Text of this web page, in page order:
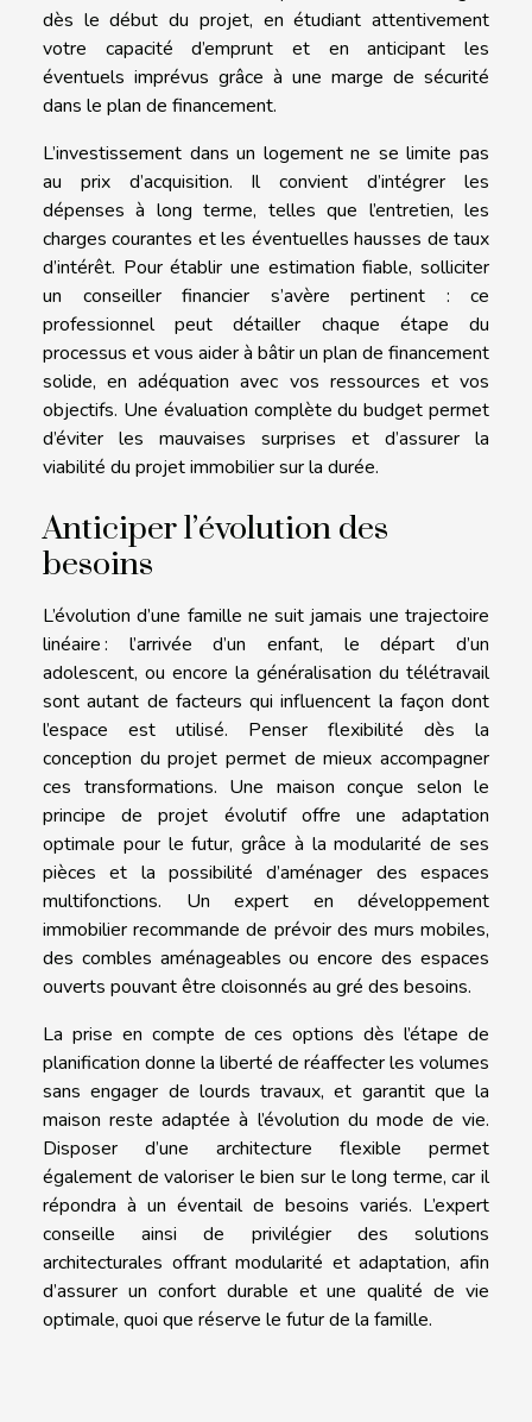
dès le début du projet, en étudiant attentivement
votre capacité d’emprunt et en anticipant les
éventuels imprévus grâce à une marge de sécurité
dans le plan de financement.
L’investissement dans un logement ne se limite pas
au prix d’acquisition. Il convient d’intégrer les
dépenses à long terme, telles que l’entretien, les
charges courantes et les éventuelles hausses de taux
d’intérêt. Pour établir une estimation fiable, solliciter
un conseiller financier s’avère pertinent : ce
professionnel peut détailler chaque étape du
processus et vous aider à bâtir un plan de financement
solide, en adéquation avec vos ressources et vos
objectifs. Une évaluation complète du budget permet
d’éviter les mauvaises surprises et d’assurer la
viabilité du projet immobilier sur la durée.
Anticiper l’évolution des
besoins
L’évolution d’une famille ne suit jamais une trajectoire
linéaire : l’arrivée d’un enfant, le départ d’un
adolescent, ou encore la généralisation du télétravail
sont autant de facteurs qui influencent la façon dont
l’espace est utilisé. Penser flexibilité dès la
conception du projet permet de mieux accompagner
ces transformations. Une maison conçue selon le
principe de projet évolutif offre une adaptation
optimale pour le futur, grâce à la modularité de ses
pièces et la possibilité d’aménager des espaces
multifonctions. Un expert en développement
immobilier recommande de prévoir des murs mobiles,
des combles aménageables ou encore des espaces
ouverts pouvant être cloisonnés au gré des besoins.
La prise en compte de ces options dès l’étape de
planification donne la liberté de réaffecter les volumes
sans engager de lourds travaux, et garantit que la
maison reste adaptée à l’évolution du mode de vie.
Disposer d’une architecture flexible permet
également de valoriser le bien sur le long terme, car il
répondra à un éventail de besoins variés. L’expert
conseille ainsi de privilégier des solutions
architecturales offrant modularité et adaptation, afin
d’assurer un confort durable et une qualité de vie
optimale, quoi que réserve le futur de la famille.